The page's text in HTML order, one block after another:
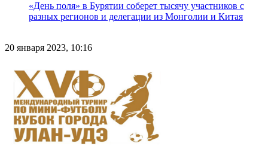
«День поля» в Бурятии соберет тысячу участников с
разных регионов и делегации из Монголии и Китая
20 января 2023, 10:16